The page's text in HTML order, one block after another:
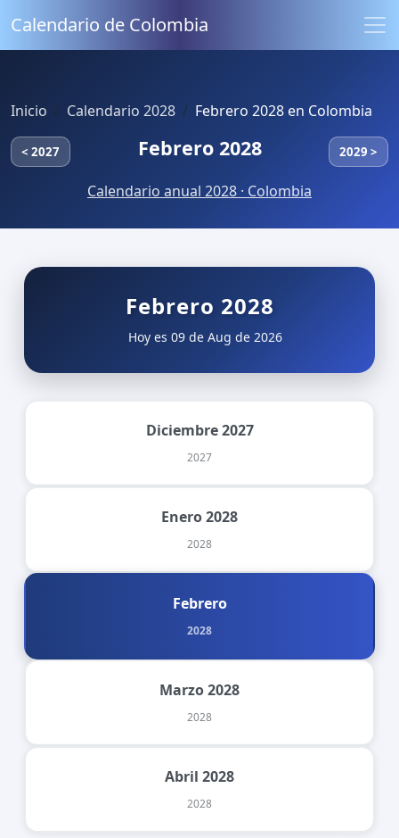
Calendario de Colombia
Inicio Calendario 2028 Febrero 2028 en Colombia
< 2027 Febrero 2028 2029 >
Calendario anual 2028 · Colombia
Febrero 2028
Hoy es 09 de Aug de 2026
Diciembre 2027
2027
Enero 2028
2028
Febrero
2028
Marzo 2028
2028
Abril 2028
2028